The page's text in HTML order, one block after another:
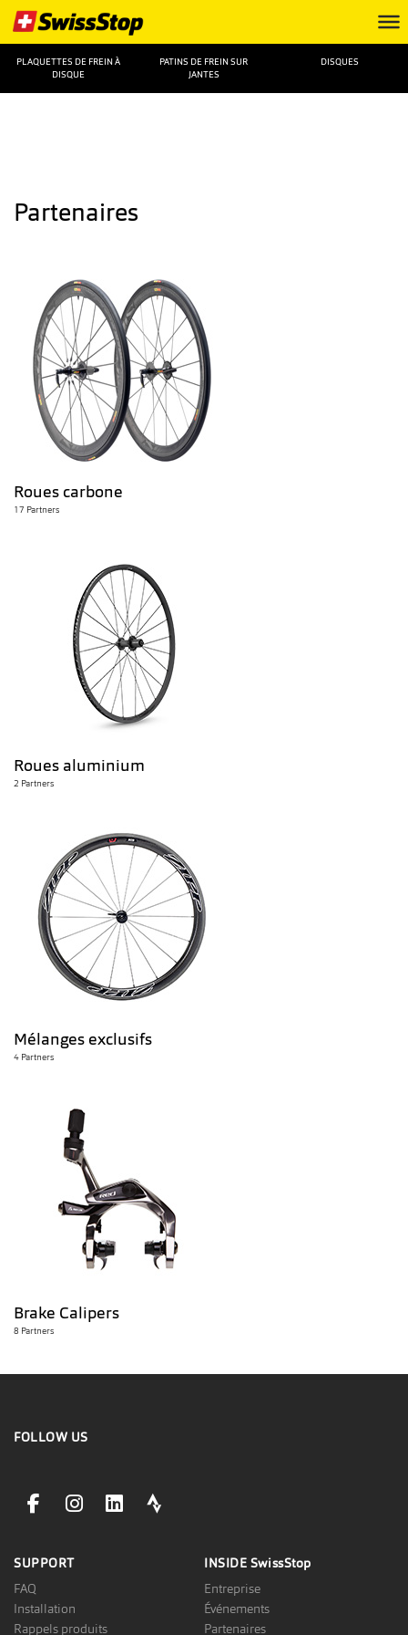
PLAQUETTES DE FREIN À
DISQUE
PATINS DE FREIN SUR
JANTES
DISQUES
Partenaires
Roues carbone
17 Partners
Roues aluminium
2 Partners
Mélanges exclusifs
4 Partners
Brake Calipers
8 Partners
FOLLOW US
facebookLink
instagramLink
linkedinLinkstravaLink
SUPPORT
FAQ
Installation
Rappels produits
INSIDE SwissStop
Entreprise
Événements
Partenaires